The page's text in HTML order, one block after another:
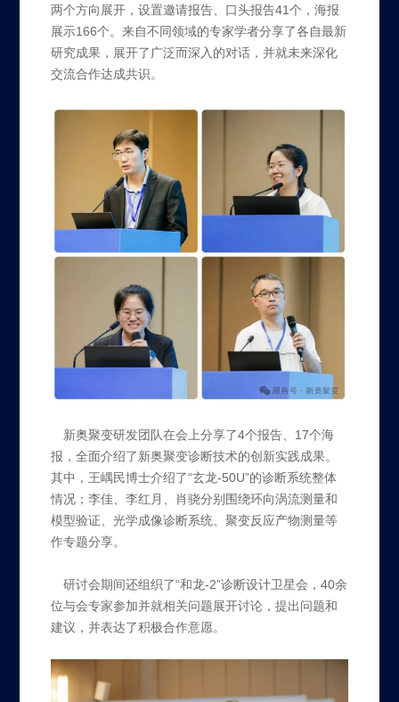
两个方向展开，设置邀请报告、口头报告41个，海报
展示166个。来自不同领域的专家学者分享了各自最新
研究成果，展开了广泛而深入的对话，并就未来深化
交流合作达成共识。
新奥聚变研发团队在会上分享了4个报告、17个海
报，全面介绍了新奥聚变诊断技术的创新实践成果。
其中，王嵎民博士介绍了“玄龙-50U”的诊断系统整体
情况；李佳、李红月、肖骁分别围绕环向涡流测量和
模型验证、光学成像诊断系统、聚变反应产物测量等
作专题分享。
研讨会期间还组织了“和龙-2”诊断设计卫星会，40余
位与会专家参加并就相关问题展开讨论，提出问题和
建议，并表达了积极合作意愿。